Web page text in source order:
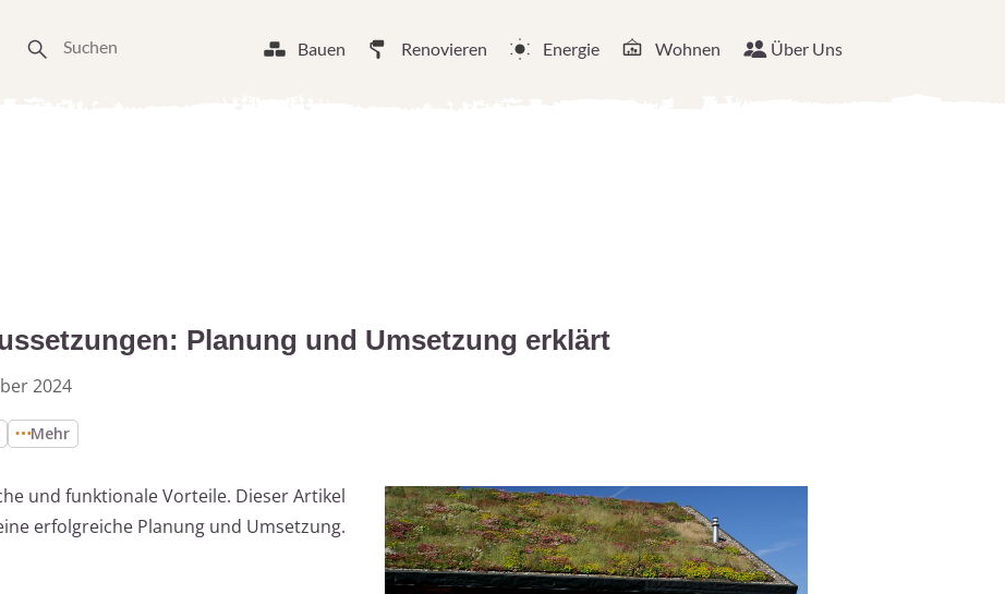
Bauen Renovieren Energie Wohnen Über Uns
Planung und Umsetzung erklärt
2024
Mehr
und funktionale Vorteile. Dieser Artikel
erfolgreiche Planung und Umsetzung.